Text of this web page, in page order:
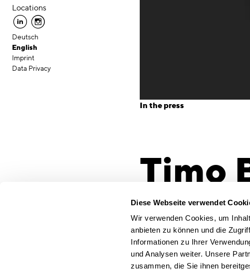
Diese Webseite verwendet
Wir verwenden Cookies, um
anbieten zu können und die
Informationen zu Ihrer
und Analysen weiter. Unsere
zusammen, die Sie ihnen
Locations
linkedin instagram
Deutsch
English
Imprint
Data Privacy
In the press
Timo